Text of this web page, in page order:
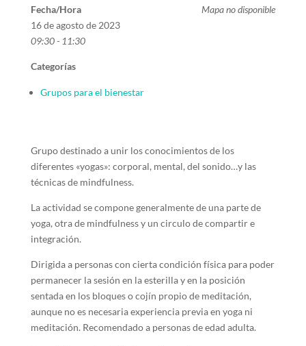
Mapa no disponible
Fecha/Hora
16 de agosto de 2023
09:30 - 11:30
Categorías
Grupos para el bienestar
Grupo destinado a unir los conocimientos de los
diferentes «yogas»: corporal, mental, del sonido…y las
técnicas de mindfulness.
La actividad se compone generalmente de una parte de
yoga, otra de mindfulness y un circulo de compartir e
integración.
Dirigida a personas con cierta condición física para poder
permanecer la sesión en la esterilla y en la posición
sentada en los bloques o cojín propio de meditación,
aunque no es necesaria experiencia previa en yoga ni
meditación. Recomendado a personas de edad adulta.